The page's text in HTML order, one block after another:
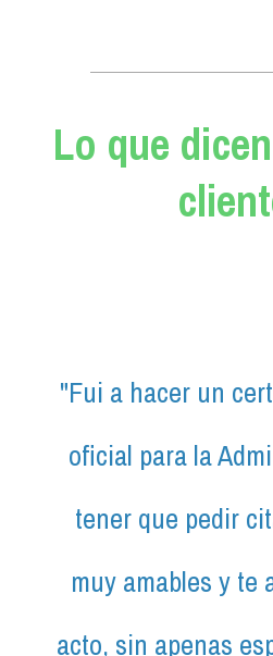
Lo que
"Fui a hacer un
oficial para la
tener que pedir
muy amables y te
acto, sin apenas